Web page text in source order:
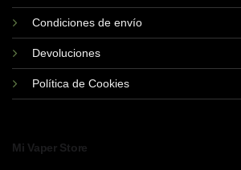
Condiciones de envío
Devoluciones
Política de Cookies
Mi Vaper Store